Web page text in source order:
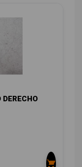
DERECHO